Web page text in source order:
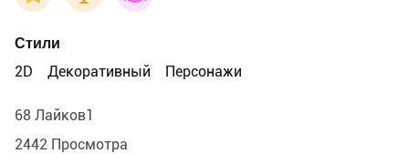
Стили
2D
Декоративный Персонажи
68 Лайков1
2442 Просмотра